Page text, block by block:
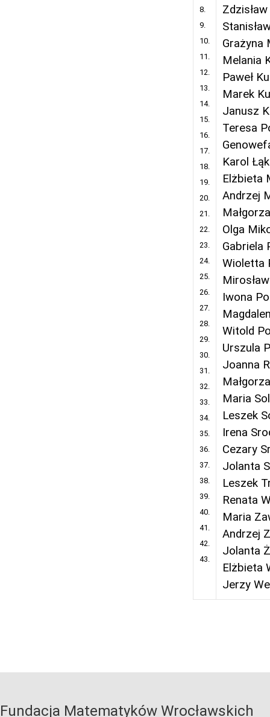
8.
9.
10.
11.
12.
13.
14.
15.
16.
17.
18.
19.
20.
21.
22.
23.
24.
25.
26.
27.
28.
29.
30.
31.
32.
33.
34.
35.
36.
37.
38.
39.
40.
41.
42.
43.
Grażyna
Melania
Paweł
Marek
Janusz
Teresa
Karol Łąk
Elżbieta
Andrzej
Olga
Gabriela
Wioletta
Iwona
Witold
Urszula
Joanna
Maria
Leszek
Irena
Cezary
Jolanta
Leszek
Renata
Maria
Andrzej
Jolanta
Elżbieta
Jerzy
Fundacja Matematyków Wrocławskich